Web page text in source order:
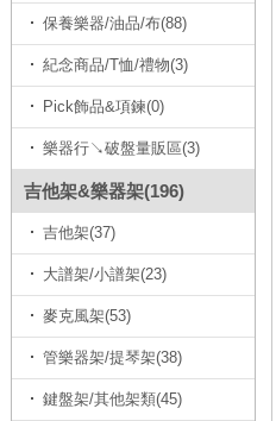
保養樂器/油品/布(88)
紀念商品/T恤/禮物(3)
Pick飾品&項鍊(0)
樂器行↘破盤量販區(3)
吉他架&樂器架(196)
吉他架(37)
大譜架/小譜架(23)
麥克風架(53)
管樂器架/提琴架(38)
鍵盤架/其他架類(45)